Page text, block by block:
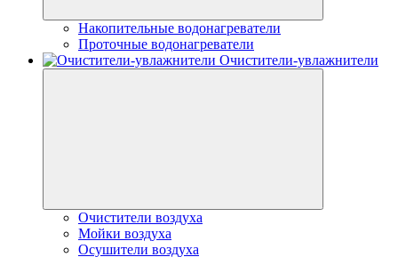
Накопительные водонагреватели
Проточные водонагреватели
Очистители-увлажнители
Очистители воздуха
Мойки воздуха
Осушители воздуха